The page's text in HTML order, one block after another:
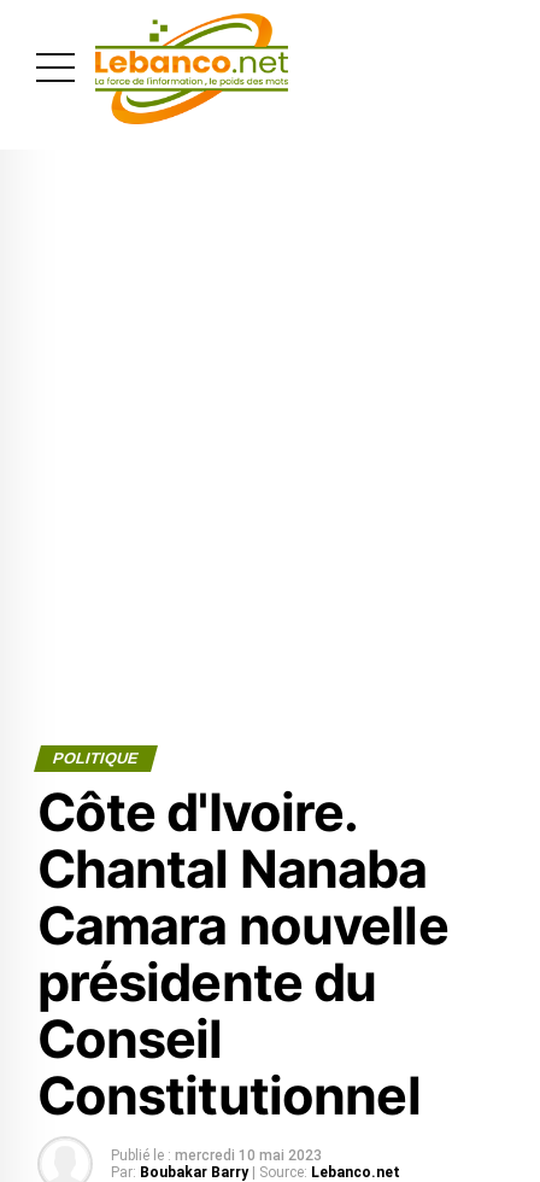
POLITIQUE
Côte d'Ivoire.
Chantal Nanaba
Camara nouvelle
présidente du
Conseil
Constitutionnel
Publié le : mercredi 10 mai 2023
Par: Boubakar Barry | Source: Lebanco.net